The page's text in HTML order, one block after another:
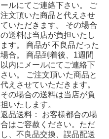
ールにてご連絡下さい。 ご
注文頂いた商品と代えさせ
ていただきます。 その場合
の送料は当店が負担いたし
ます。 商品が 不良品だった
場合。 商品到着後、1週間
以内にメールにてご連絡下
さい。 ご注文頂いた商品と
代えさせていただきます。
その場合の送料は当店が負
担いたします。
返品送料： お客様都合の場
合はご容赦ください。ただ
し、不良品交換、誤品配送